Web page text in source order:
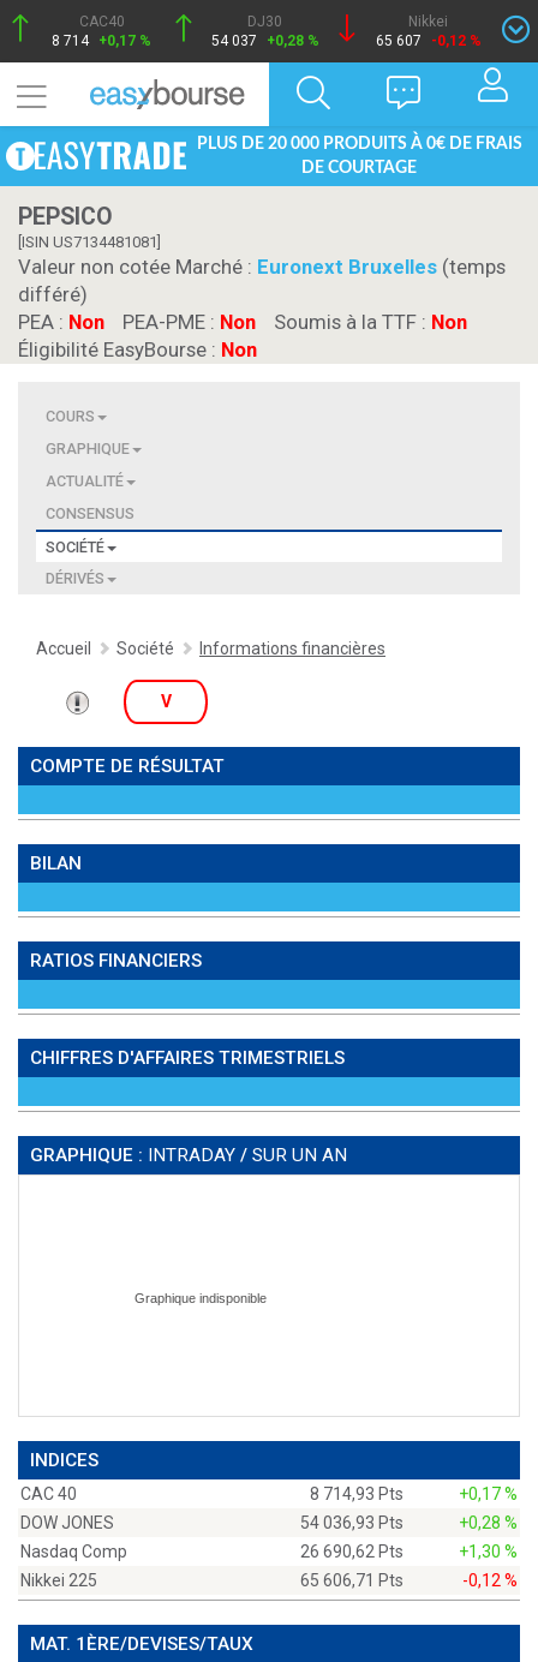
CAC40
8 714 +0,17 %
DJ30
54 037
+0,28 %
Nikkei
65 607
-0,12 %
PLUS DE 20 000 PRODUITS À 0€ DE FRAIS
DE COURTAGE
PEPSICO
[ISIN US7134481081]
Valeur non cotée Marché : Euronext Bruxelles (temps
différé)
PEA : Non PEA-PME : Non Soumis à la TTF : Non
Éligibilité EasyBourse : Non
COURS
GRAPHIQUE
ACTUALITÉ
CONSENSUS
SOCIÉTÉ
DÉRIVÉS
Accueil Société Informations financières
V
COMPTE DE RÉSULTAT
BILAN
RATIOS FINANCIERS
CHIFFRES D'AFFAIRES TRIMESTRIELS
GRAPHIQUE : INTRADAY / SUR UN AN
INDICES
CAC 40 8 714,93 Pts
+0,17 %
DOW JONES
54 036,93 Pts
+0,28 %
Nasdaq Comp
26 690,62 Pts
+1,30 %
Nikkei 225
65 606,71 Pts -0,12 %
MAT. 1ÈRE/DEVISES/TAUX